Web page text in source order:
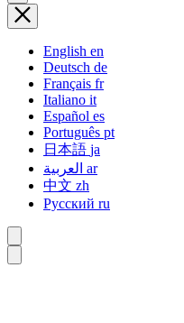
English en
Deutsch de
Français fr
Italiano it
Español es
Português pt
日本語 ja
ar
中文 zh
Русский ru